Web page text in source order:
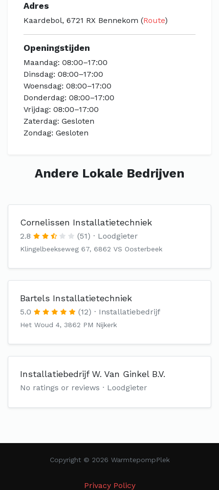
Adres
Kaardebol, 6721 RX Bennekom (Route)
Openingstijden
Maandag: 08:00–17:00
Dinsdag: 08:00–17:00
Woensdag: 08:00–17:00
Donderdag: 08:00–17:00
Vrijdag: 08:00–17:00
Zaterdag: Gesloten
Zondag: Gesloten
Andere Lokale Bedrijven
Cornelissen Installatietechniek
2.8 (51) Loodgieter
Klingelbeekseweg 67, 6862 VS Oosterbeek
Bartels Installatietechniek
5.0 (12) Installatiebedrijf
Het Woud 4, 3862 PM Nijkerk
Installatiebedrijf W. Van Ginkel B.V.
No ratings or reviews Loodgieter
Copyright © 2026 WarmtepompPlek
Privacy Policy